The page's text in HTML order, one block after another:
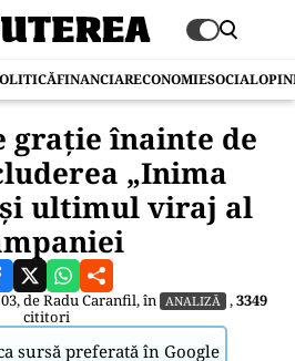
FINANCIARECONOMIESOCIAL
grație înainte de
„Inima
ultimul viraj al
deRadu Caranfil, în ANALIZĂ ,3349
cititori
sursă preferată în Google